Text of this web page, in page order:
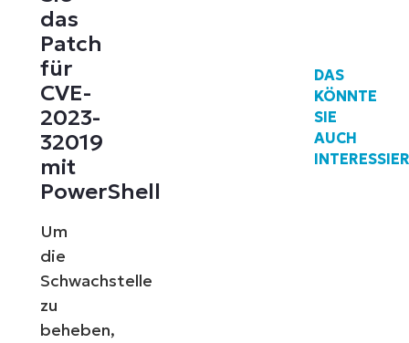
das
Patch
für
CVE-
2023-
32019
mit
PowerShell
Um
die
Schwachstelle
zu
beheben,
DAS
KÖNNTE
SIE
AUCH